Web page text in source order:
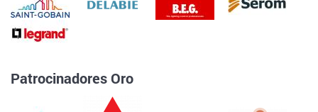
Patrocinadores Oro